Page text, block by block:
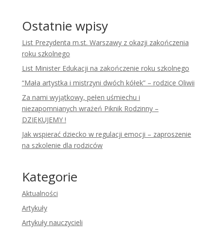
Ostatnie wpisy
List Prezydenta m.st. Warszawy z okazji zakończenia
roku szkolnego
List Minister Edukacji na zakończenie roku szkolnego
“Mała artystka i mistrzyni dwóch kółek” – rodzice Oliwii
Za nami wyjątkowy, pełen uśmiechu i
niezapomnianych wrażeń Piknik Rodzinny –
DZIĘKUJEMY !
Jak wspierać dziecko w regulacji emocji – zaproszenie
na szkolenie dla rodziców
Kategorie
Aktualności
Artykuły
Artykuły nauczycieli